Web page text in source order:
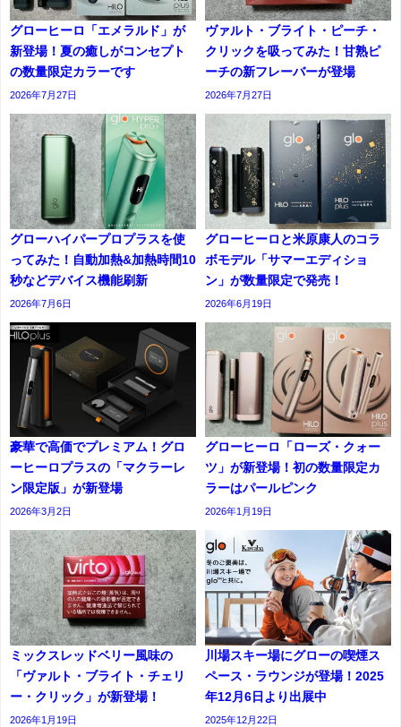
グローヒーロ「エメラルド」が
新登場！夏の癒しがコンセプト
の数量限定カラーです
2026年7月27日
ヴァルト・ブライト・ピーチ・
クリックを吸ってみた！甘熟ピ
ーチの新フレーバーが登場
2026年7月27日
グローハイパープロプラスを使
ってみた！自動加熱&加熱時間10
秒などデバイス機能刷新
2026年7月6日
グローヒーロと米原康人のコラ
ボモデル「サマーエディショ
ン」が数量限定で発売！
2026年6月19日
豪華で高価でプレミアム！グロ
ーヒーロプラスの「マクラーレ
ン限定版」が新登場
2026年3月2日
グローヒーロ「ローズ・クォー
ツ」が新登場！初の数量限定カ
ラーはパールピンク
2026年1月19日
ミックスレッドベリー風味の
「ヴァルト・ブライト・チェリ
ー・クリック」が新登場！
2026年1月19日
川場スキー場にグローの喫煙ス
ペース・ラウンジが登場！2025
年12月6日より出展中
2025年12月22日